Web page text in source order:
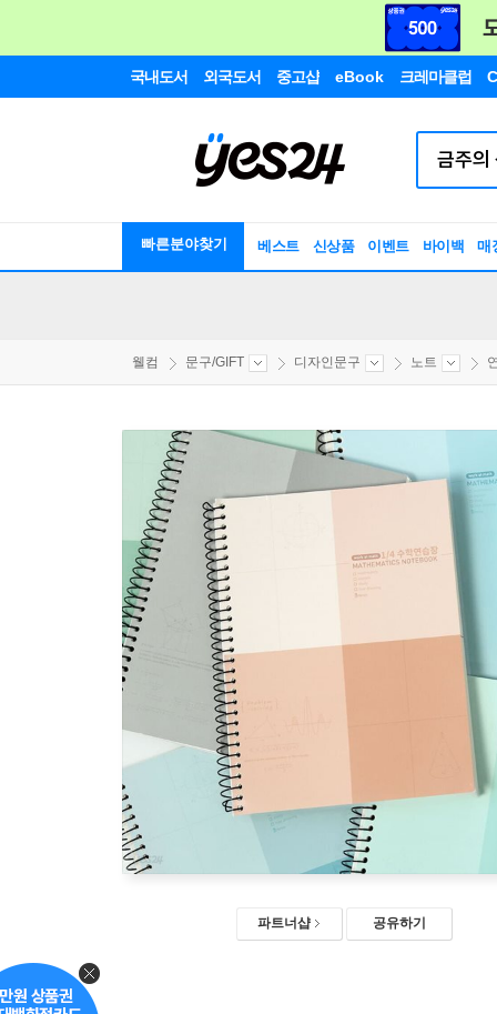
국내도서 외국도서 중고샵 eBook 크레마클럽
빠른분야찾기 베스트 신상품 이벤트 바이백 매
웰컴 문구/GIFT 디자인문구 노트
파트너샵 공유하기